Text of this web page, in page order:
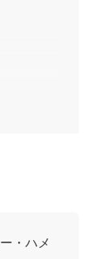
・ハメ